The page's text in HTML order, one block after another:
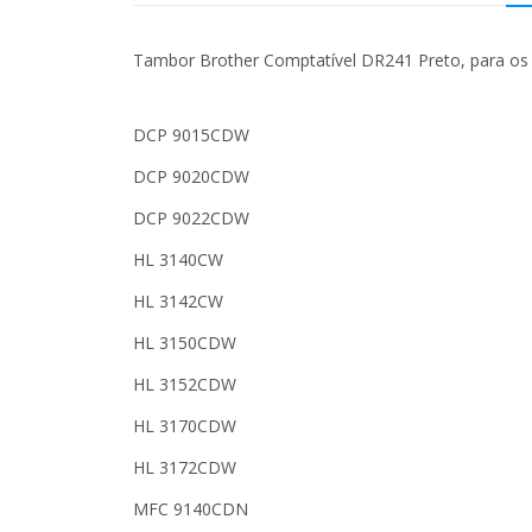
Tambor Brother Comptatível DR241 Preto, para
DCP 9015CDW
DCP 9020CDW
DCP 9022CDW
HL 3140CW
HL 3142CW
HL 3150CDW
HL 3152CDW
HL 3170CDW
HL 3172CDW
MFC 9140CDN